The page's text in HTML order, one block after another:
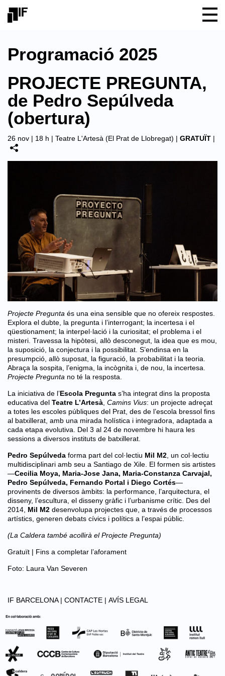
Programació 2025
PROJECTE PREGUNTA,
de Pedro Sepúlveda
(obertura)
26 nov | 18 h | Teatre L'Artesà (El Prat de Llobregat) | GRATUÏT |
Projecte Pregunta és una eina sensible que no ofereix respostes.
Explora el dubte, la pregunta i l’interrogant; la incertesa i el
qüestionament; la interpel·lació i la curiositat; el problema i el
misteri. Travessa la hipòtesi, allò desconegut, la idea que es mou,
la suposició, la conjectura i la possibilitat. S’endinsa en la
presumpció, allò suposat, la figuració, la probabilitat i la teoria.
Abraça la sospita, l’enigma, la incògnita i, de nou, la incertesa.
Projecte Pregunta no té la resposta.
La iniciativa de l’Escola Pregunta s’ha integrat dins la proposta
educativa del Teatre L’Artesà Camins Vius: un projecte adreçat
a totes les escoles públiques del Prat, des de l’escola bressol fins
al batxillerat, amb una mirada holística i integradora, adaptada a
cada etapa evolutiva. Del 3 al 24 de novembre hi haura les
sessions a diversos instituts de batxillerat.
Pedro Sepúlveda forma part del col·lectiu Mil M2 , un col·lectiu
multidisciplinari amb seu a Santiago de Xile. El formen sis artistes
—Cecilia Moya, Maria-Jose Jana, Maria-Constanza Carvajal,
Pedro Sepúlveda, Fernando Portal i Diego Cortés—
provinents de diversos àmbits: la performance, l’arquitectura, el
disseny, l’escultura, el disseny gràfic i l’urbanisme crític. Des del
2014, Mil M2 desenvolupa projectes que, a través de processos
artístics, generen debats cívics i polítics a l’espai públic.
(La Caldera també acollirà el Projecte Pregunta)
Gratuït | Fins a completar l’aforament
Foto: Laura Van Severen
IF BARCELONA | CONTACTE | AVÍS LEGAL